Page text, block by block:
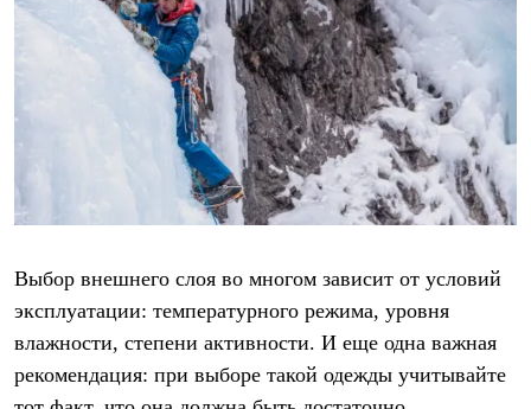
Выбор внешнего слоя во многом зависит от условий
эксплуатации: температурного режима, уровня
влажности, степени активности. И еще одна важная
рекомендация: при выборе такой одежды учитывайте